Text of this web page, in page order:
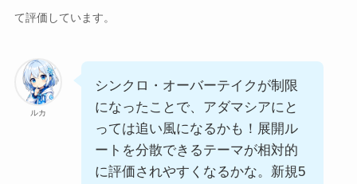
て評価しています。
ルカ
シンクロ・オーバーテイクが制限
になったことで、アダマシアにと
っては追い風になるかも！展開ル
ートを分散できるテーマが相対的
に評価されやすくなるかな。新規5